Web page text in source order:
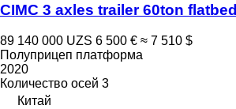
CIMC 3 axles trailer 60ton
89 140 000 UZS 6 500 € ≈ 7 510 $
Полуприцеп платформа
2020
Количество осей 3
Китай